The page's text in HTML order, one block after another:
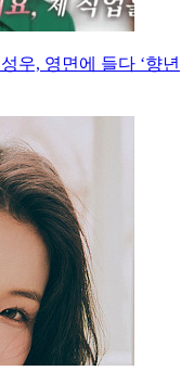
우, 영면에 들다 ‘향년